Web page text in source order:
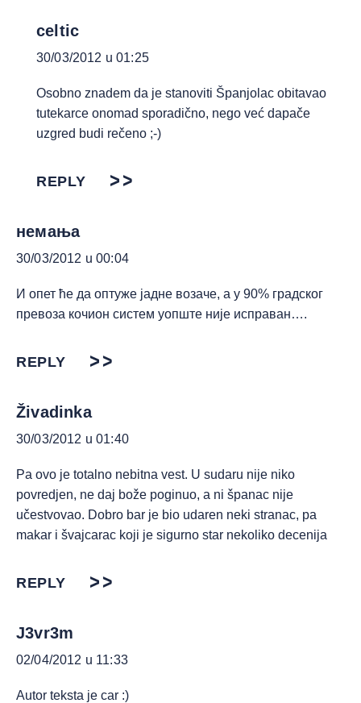
celtic
30/03/2012 u 01:25
Osobno znadem da je stanoviti Španjolac obitavao
tutekarce onomad sporadično, nego već dapače
uzgred budi rečeno ;-)
REPLY
немања
30/03/2012 u 00:04
И опет ће да оптуже јадне возаче, а у 90% градског
превоза кочион систем уопште није исправан….
REPLY
Živadinka
30/03/2012 u 01:40
Pa ovo je totalno nebitna vest. U sudaru nije niko
povredjen, ne daj bože poginuo, a ni španac nije
učestvovao. Dobro bar je bio udaren neki stranac, pa
makar i švajcarac koji je sigurno star nekoliko decenija
REPLY
J3vr3m
02/04/2012 u 11:33
Autor teksta je car :)